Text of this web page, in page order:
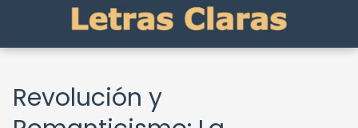
Revolución y